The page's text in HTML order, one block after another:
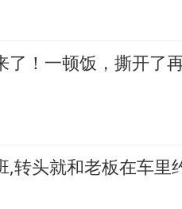
了！一顿饭，撕开了
,转头就和老板在车里